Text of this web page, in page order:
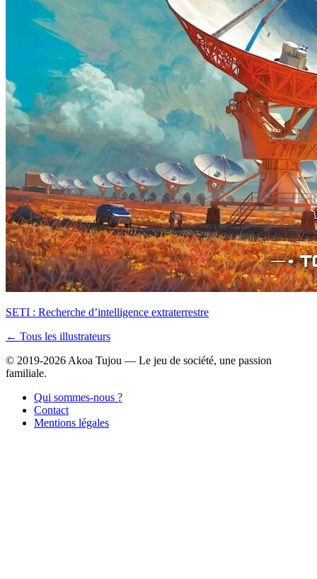
SETI : Recherche d’intelligence extraterrestre
← Tous les illustrateurs
© 2019-2026 Akoa Tujou — Le jeu de société, une passion
familiale.
Qui sommes-nous ?
Contact
Mentions légales